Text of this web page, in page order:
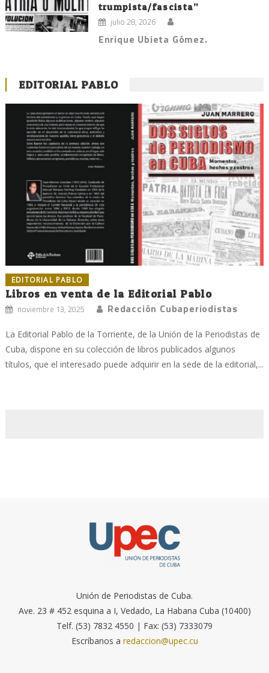
trumpista/fascista”
julio 28, 2026
Enrique Ubieta Gómez.
EDITORIAL PABLO
EDITORIAL PABLO
Libros en venta de la Editorial Pablo
noviembre 13, 2025 Redacción Cubaperiodistas
La Editorial Pablo de la Torriente, de la Unión de la Periodistas de
Cuba, dispone en su colección de libros publicados algunos
títulos, que el interesado puede adquirir en la sede de la editorial,...
Unión de Periodistas de Cuba.
Ave. 23 # 452 esquina a I, Vedado, La Habana Cuba (10400)
Telf. (53) 7832 4550 | Fax: (53) 7333079
Escríbanos a redaccion@upec.cu